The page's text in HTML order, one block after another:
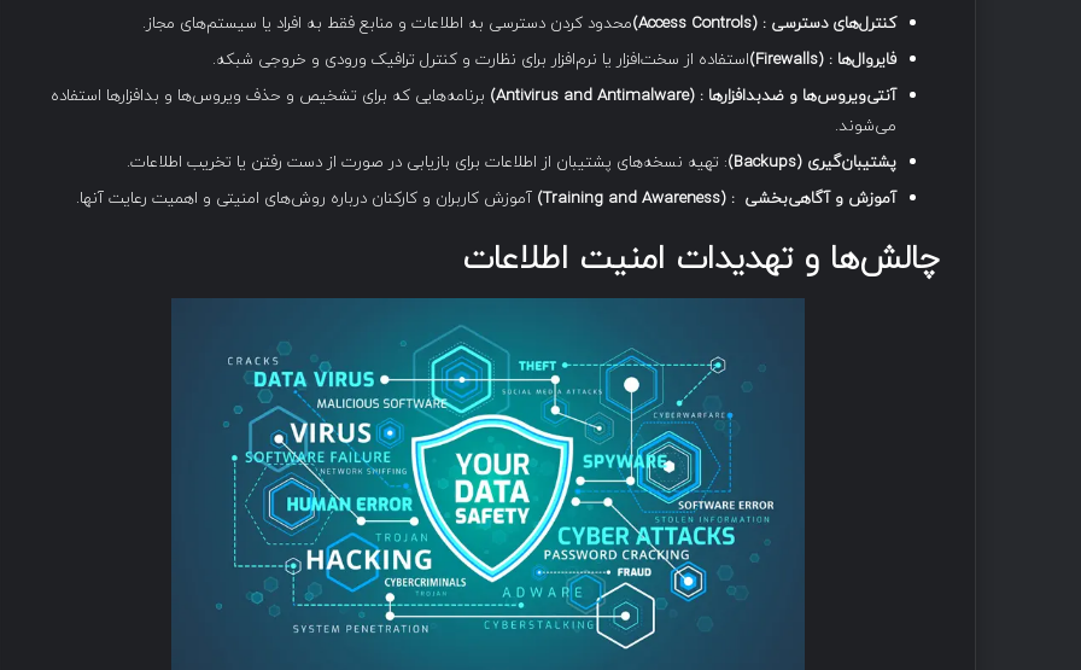
کنترل‌های دسترسی : (Access Controls)
محدود کردن دسترسی به اطلاعات و منابع فقط به افراد یا سیستم‌های مجاز.
فایروال‌ها : (Firewalls)
استفاده از سخت‌افزار یا نرم‌افزار برای نظارت و کنترل ترافیک ورودی و خروجی شبکه.
آنتی‌ویروس‌ها و ضدبدافزارها : (Antivirus and Antimalware)
برنامه‌هایی که برای تشخیص و حذف ویروس‌ها و بدافزارها استفاده
می‌شوند.
پشتیبان‌گیری (Backups)
: تهیه نسخه‌های پشتیبان از اطلاعات برای بازیابی در صورت از دست رفتن یا تخریب اطلاعات.
آموزش و آگاهی‌بخشی : (Training and Awareness) آموزش کاربران و کارکنان درباره روش‌های امنیتی و اهمیت رعایت آنها.
چالش‌ها و تهدیدات امنیت اطلاعات